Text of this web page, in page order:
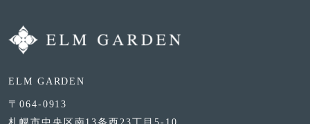
ELM GARDEN
〒064-0913